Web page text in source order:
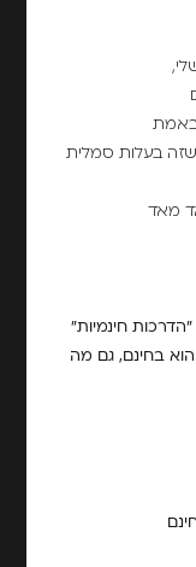
באמת
שזה בעלות סמלית
מאד
חינמיות"
בחינם, גם מה